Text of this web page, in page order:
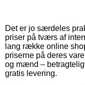
Det er jo særdeles
priser på tværs af
lang række online
priserne på deres
og mænd –
gratis levering.